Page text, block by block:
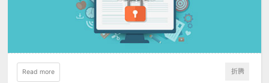
Read more 折腾